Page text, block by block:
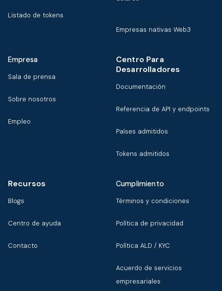
Listado de tokens
Empresas nativas Web3
Empresa
Sala de prensa
Sobre nosotros
Empleo
Centro Para
Desarrolladores
Documentación
Referencia de API y endpoints
Países admitidos
Tokens admitidos
Recursos
Blogs
Centro de ayuda
Contacto
Cumplimiento
Términos y condiciones
Política de privacidad
Política ALD / KYC
Acuerdo de servicios
empresariales